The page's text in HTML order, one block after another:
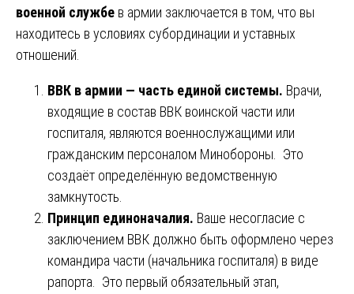
военной службе в армии заключается в том, что вы
находитесь в условиях субординации и уставных
отношений.
ВВК в армии — часть единой системы. Врачи,
входящие в состав ВВК воинской части или
госпиталя, являются военнослужащими или
гражданским персоналом Минобороны. Это
создаёт определённую ведомственную
замкнутость.
Принцип единоначалия. Ваше несогласие с
заключением ВВК должно быть оформлено через
командира части (начальника госпиталя) в виде
рапорта. Это первый обязательный этап,